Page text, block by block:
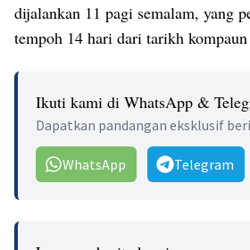
dijalankan 11 pagi semalam, yang
tempoh 14 hari dari tarikh
Ikuti kami di WhatsApp &
Dapatkan pandangan eksklusif
WhatsApp Telegram